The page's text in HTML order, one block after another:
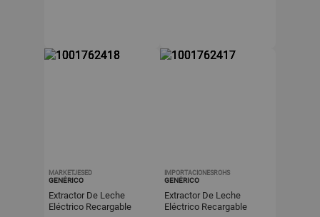
MARKETJESED
GENÉRICO
Extractor De Leche
Eléctrico Recargable
IMPORTACIONESROHS
GENÉRICO
Extractor De Leche
Eléctrico Recargable